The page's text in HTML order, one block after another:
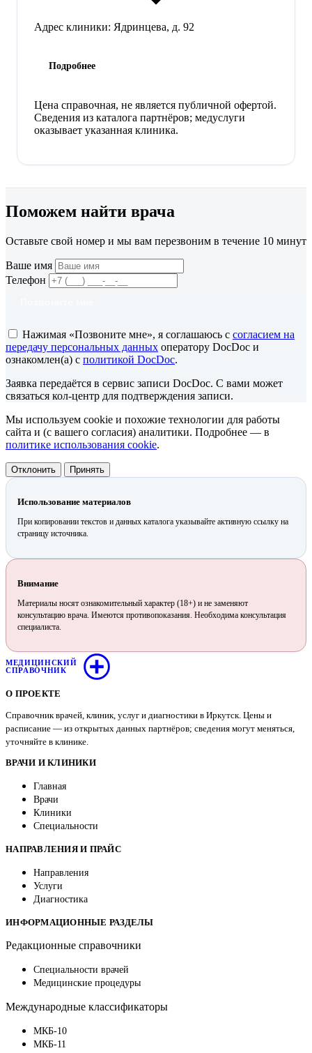
Адрес клиники: Ядринцева, д. 92
Подробнее
Цена справочная, не является публичной офертой.
Сведения из каталога партнёров; медуслуги
оказывает указанная клиника.
Поможем найти врача
Оставьте свой номер и мы вам перезвоним в течение 10 минут
Ваше имя
Телефон
Нажимая «Позвоните мне», я соглашаюсь с согласием на
передачу персональных данных оператору DocDoc и
ознакомлен(а) с политикой DocDoc.
Заявка передаётся в сервис записи DocDoc. С вами может
связаться кол-центр для подтверждения записи.
Мы используем cookie и похожие технологии для работы
сайта и (с вашего согласия) аналитики. Подробнее — в
политике использования cookie.
Отклонить Принять
Использование материалов
При копировании текстов и данных каталога указывайте активную ссылку на
страницу источника.
Внимание
Материалы носят ознакомительный характер (18+) и не заменяют
консультацию врача. Имеются противопоказания. Необходима консультация
специалиста.
МЕДИЦИНСКИЙ
СПРАВОЧНИК
О ПРОЕКТЕ
Справочник врачей, клиник, услуг и диагностики в Иркутск. Цены и
расписание — из открытых данных партнёров; сведения могут меняться,
уточняйте в клинике.
ВРАЧИ И КЛИНИКИ
Главная
Врачи
Клиники
Специальности
НАПРАВЛЕНИЯ И ПРАЙС
Направления
Услуги
Диагностика
ИНФОРМАЦИОННЫЕ РАЗДЕЛЫ
Редакционные справочники
Специальности врачей
Медицинские процедуры
Международные классификаторы
МКБ-10
МКБ-11